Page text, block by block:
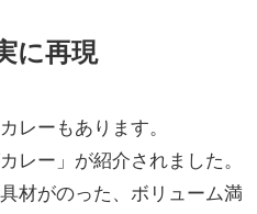
に再現
レーもあります。
レー」が紹介されました。
材がのった、ボリューム満